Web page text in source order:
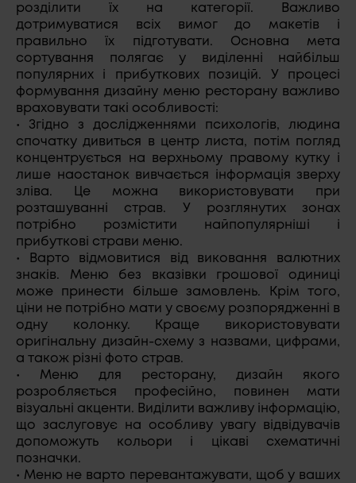
розділити їх на категорії. Важливо
дотримуватися всіх вимог до макетів і
правильно їх підготувати. Основна мета
сортування полягає у виділенні найбільш
популярних і прибуткових позицій. У процесі
формування дизайну меню ресторану важливо
враховувати такі особливості:
• Згідно з дослідженнями психологів, людина
спочатку дивиться в центр листа, потім погляд
концентрується на верхньому правому кутку і
лише наостанок вивчається інформація зверху
зліва. Це можна використовувати при
розташуванні страв. У розглянутих зонах
потрібно розмістити найпопулярніші і
прибуткові страви меню.
• Варто відмовитися від виковання валютних
знаків. Меню без вказівки грошової одиниці
може принести більше замовлень. Крім того,
ціни не потрібно мати у своєму розпорядженні в
одну колонку. Краще використовувати
оригінальну дизайн-схему з назвами, цифрами,
а також різні фото страв.
• Меню для ресторану, дизайн якого
розробляється професійно, повинен мати
візуальні акценти. Виділити важливу інформацію,
що заслуговує на особливу увагу відвідувачів
допоможуть кольори і цікаві схематичні
позначки.
• Меню не варто перевантажувати, щоб у ваших